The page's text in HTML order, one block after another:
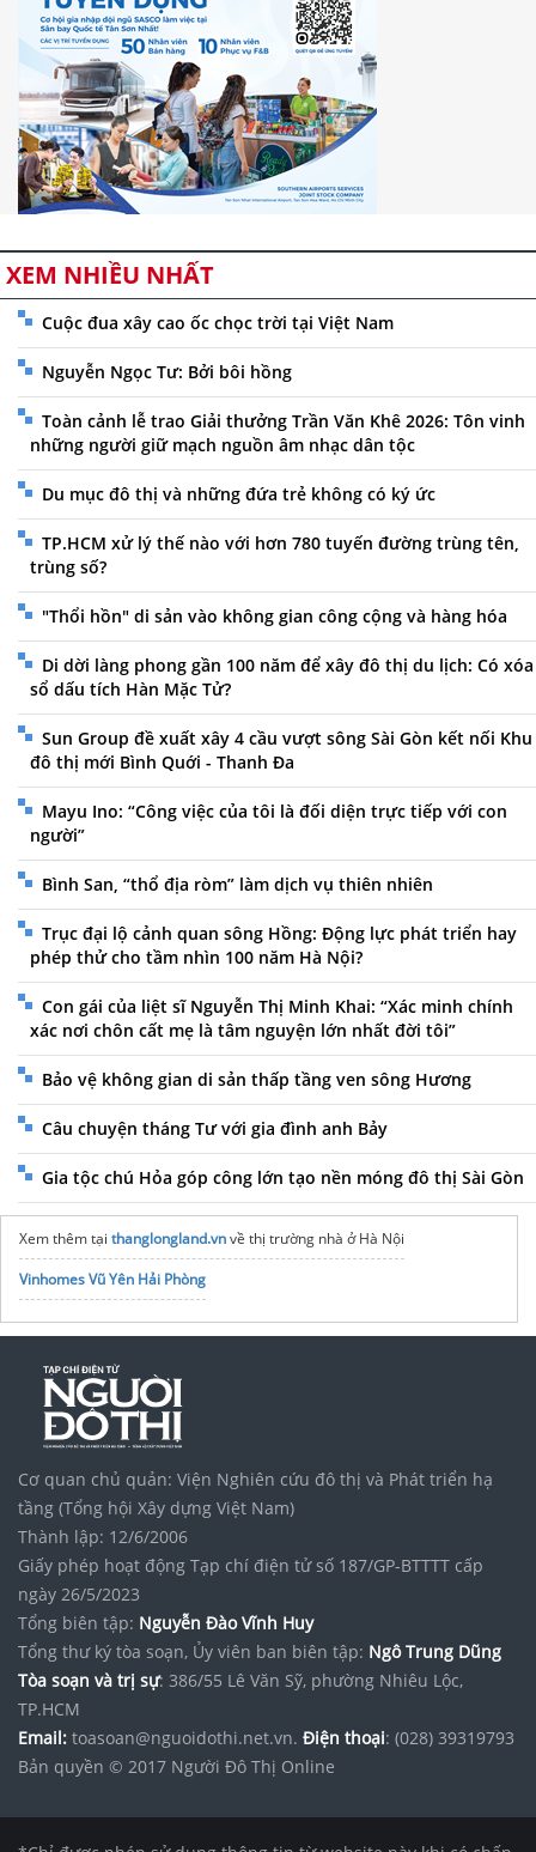
XEM NHIỀU NHẤT
Cuộc đua xây cao ốc chọc trời tại Việt Nam
Nguyễn Ngọc Tư: Bởi bôi hồng
Toàn cảnh lễ trao Giải thưởng Trần Văn Khê 2026: Tôn vinh
những người giữ mạch nguồn âm nhạc dân tộc
Du mục đô thị và những đứa trẻ không có ký ức
TP.HCM xử lý thế nào với hơn 780 tuyến đường trùng tên,
trùng số?
"Thổi hồn" di sản vào không gian công cộng và hàng hóa
Di dời làng phong gần 100 năm để xây đô thị du lịch: Có xóa
sổ dấu tích Hàn Mặc Tử?
Sun Group đề xuất xây 4 cầu vượt sông Sài Gòn kết nối Khu
đô thị mới Bình Quới - Thanh Đa
Mayu Ino: “Công việc của tôi là đối diện trực tiếp với con
người”
Bình San, “thổ địa ròm” làm dịch vụ thiên nhiên
Trục đại lộ cảnh quan sông Hồng: Động lực phát triển hay
phép thử cho tầm nhìn 100 năm Hà Nội?
Con gái của liệt sĩ Nguyễn Thị Minh Khai: “Xác minh chính
xác nơi chôn cất mẹ là tâm nguyện lớn nhất đời tôi”
Bảo vệ không gian di sản thấp tầng ven sông Hương
Câu chuyện tháng Tư với gia đình anh Bảy
Gia tộc chú Hỏa góp công lớn tạo nền móng đô thị Sài Gòn
Xem thêm tại thanglongland.vnvề thị trường nhà ở Hà Nội
Vinhomes Vũ Yên Hải Phòng
Cơ quan chủ quản: Viện Nghiên cứu đô thị và Phát triển hạ
tầng (Tổng hội Xây dựng Việt Nam)
Thành lập: 12/6/2006
Giấy phép hoạt động Tạp chí điện tử số 187/GP-BTTTT cấp
ngày 26/5/2023
Tổng biên tập: Nguyễn Đào Vĩnh Huy
Tổng thư ký tòa soạn, Ủy viên ban biên tập: Ngô Trung Dũng
Tòa soạn và trị sự: 386/55 Lê Văn Sỹ, phường Nhiêu Lộc,
TP.HCM
Email: toasoan@nguoidothi.net.vn. Điện thoại: (028) 39319793
Bản quyền © 2017 Người Đô Thị Online